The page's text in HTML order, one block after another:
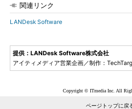
関連リンク
LANDesk Software
提供：LANDesk Software株式会社
アイティメディア営業企画／制作：
Copyright © ITmedia Inc. All
ページトップに戻